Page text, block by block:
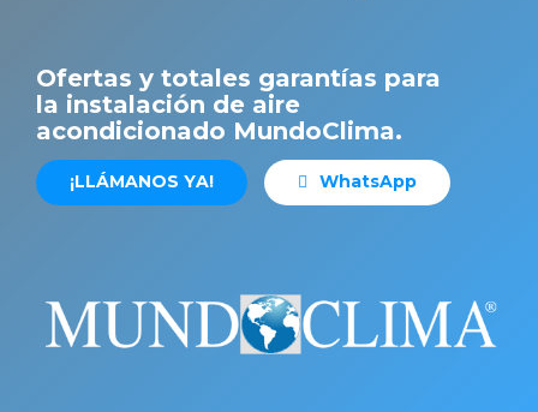
Ofertas y totales garantías para
la instalación de aire
acondicionado MundoClima.
¡LLÁMANOS YA! WhatsApp